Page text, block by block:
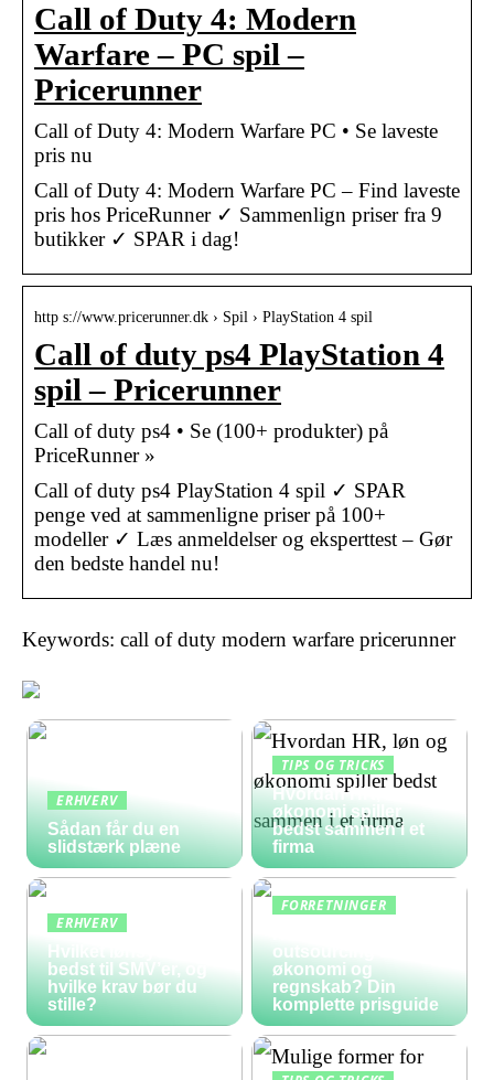
Call of Duty 4: Modern
Warfare – PC spil –
Pricerunner
Call of Duty 4: Modern Warfare PC • Se laveste
pris nu
Call of Duty 4: Modern Warfare PC – Find laveste
pris hos PriceRunner ✓ Sammenlign priser fra 9
butikker ✓ SPAR i dag!
http s://www.pricerunner.dk › Spil › PlayStation 4 spil
Call of duty ps4 PlayStation 4
spil – Pricerunner
Call of duty ps4 • Se (100+ produkter) på
PriceRunner »
Call of duty ps4 PlayStation 4 spil ✓ SPAR
penge ved at sammenligne priser på 100+
modeller ✓ Læs anmeldelser og eksperttest – Gør
den bedste handel nu!
Keywords: call of duty modern warfare pricerunner
ERHVERV
Sådan får du en
slidstærk plæne
TIPS OG TRICKS
Hvordan HR, løn og
økonomi spiller
bedst sammen i et
firma
ERHVERV
Hvilket lønsystem er
bedst til SMV’er, og
hvilke krav bør du
stille?
FORRETNINGER
outsourcing af
økonomi og
regnskab? Din
komplette prisguide